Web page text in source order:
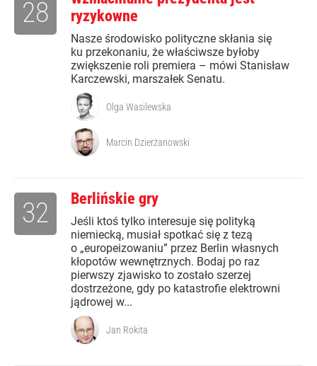
ryzykowne
Nasze środowisko polityczne skłania się
ku przekonaniu, że właściwsze byłoby
zwiększenie roli premiera – mówi Stanisław
Karczewski, marszałek Senatu.
28
Olga Wasilewska
Marcin Dzierżanowski
Berlińskie gry
Jeśli ktoś tylko interesuje się polityką
niemiecką, musiał spotkać się z tezą
o „europeizowaniu” przez Berlin własnych
kłopotów wewnętrznych. Bodaj po raz
pierwszy zjawisko to zostało szerzej
dostrzeżone, gdy po katastrofie elektrowni
jądrowej w...
32
Jan Rokita